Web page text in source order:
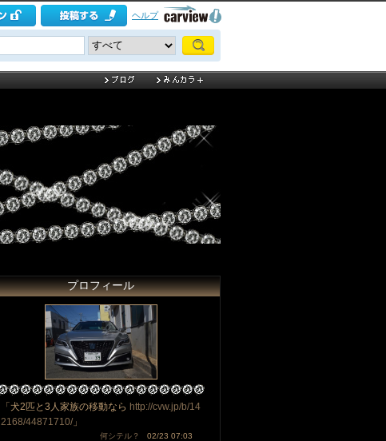
ヘルプ
プロフィール
「犬2匹と3人家族の移動なら http://cvw.jp/b/14
2168/44871710/」
何シテル？ 02/23 07:03